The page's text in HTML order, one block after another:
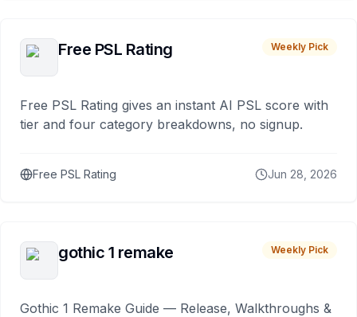
Free PSL Rating Weekly Pick
Free PSL Rating gives an instant AI PSL score with
tier and four category breakdowns, no signup.
Free PSL Rating Jun 28, 2026
gothic 1 remake Weekly Pick
Gothic 1 Remake Guide — Release, Walkthroughs &